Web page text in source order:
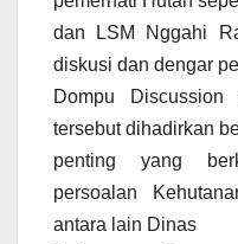
dan LSM Nggahi
diskusi dan dengar
Dompu
tersebut dihadirkan
penting yang
persoalan
antara lain Dinas